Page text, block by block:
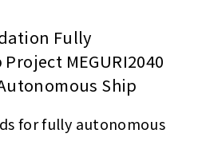
Fully
MEGURI2040
Ship
for fully autonomous